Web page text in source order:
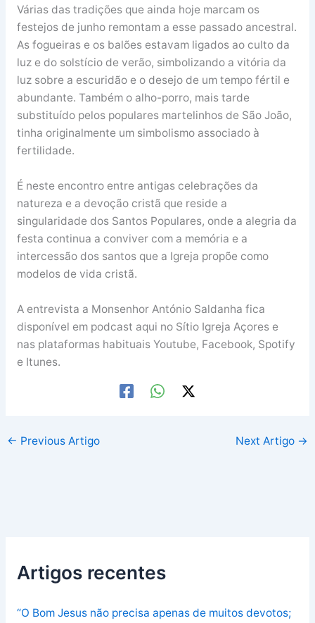
Várias das tradições que ainda hoje marcam os
festejos de junho remontam a esse passado ancestral.
As fogueiras e os balões estavam ligados ao culto da
luz e do solstício de verão, simbolizando a vitória da
luz sobre a escuridão e o desejo de um tempo fértil e
abundante. Também o alho-porro, mais tarde
substituído pelos populares martelinhos de São João,
tinha originalmente um simbolismo associado à
fertilidade.
É neste encontro entre antigas celebrações da
natureza e a devoção cristã que reside a
singularidade dos Santos Populares, onde a alegria da
festa continua a conviver com a memória e a
intercessão dos santos que a Igreja propõe como
modelos de vida cristã.
A entrevista a Monsenhor António Saldanha fica
disponível em podcast aqui no Sítio Igreja Açores e
nas plataformas habituais Youtube, Facebook, Spotify
e Itunes.
← Previous Artigo Next Artigo →
Artigos recentes
“O Bom Jesus não precisa apenas de muitos devotos;